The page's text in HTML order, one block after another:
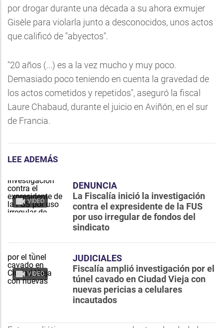
por drogar durante una década a su ahora exmujer
Gisèle para violarla junto a desconocidos, unos actos
que calificó de "abyectos".
"20 años (...) es a la vez mucho y muy poco.
Demasiado poco teniendo en cuenta la gravedad de
los actos cometidos y repetidos", aseguró la fiscal
Laure Chabaud, durante el juicio en Aviñón, en el sur
de Francia.
LEE ADEMÁS
VIDEO
DENUNCIA
La Fiscalía inició la investigación
contra el expresidente de la FUS
por uso irregular de fondos del
sindicato
VIDEO
JUDICIALES
Fiscalía amplió investigación por el
túnel cavado en Ciudad Vieja con
nuevas pericias a celulares
incautados